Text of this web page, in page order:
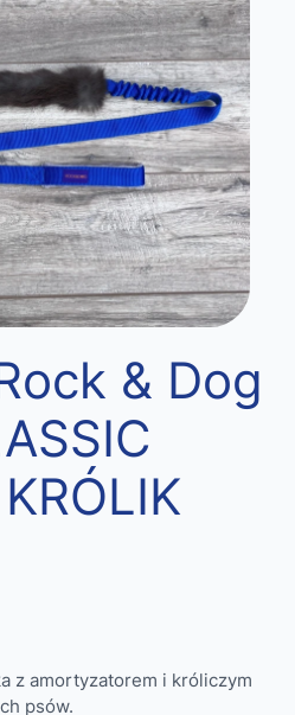
& Dog
z amortyzatorem i króliczym
psów.